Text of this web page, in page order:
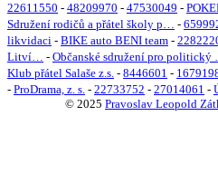
22611550 - 48209970 - 47530049 -
Sdružení rodičů a přátel školy p… -
likvidaci - BIKE auto BENI team -
Litví… - Občanské sdružení pro politický
Klub přátel Salaše z.s. - 8446601 -
- ProDrama, z. s. - 22733752 - 27014061 -
© 2025 Pravoslav Leopold